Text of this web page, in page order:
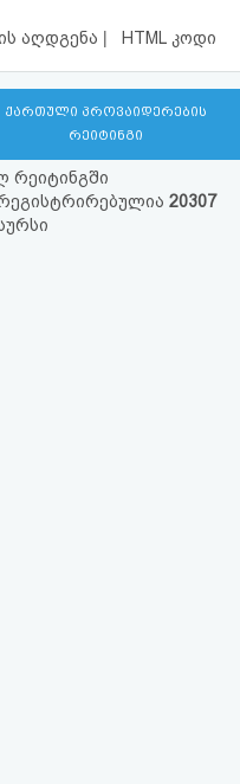
აღდგენა | HTML კოდი
ქართული პროვაიდერების
რეიტინგი
რეიტინგში
20307